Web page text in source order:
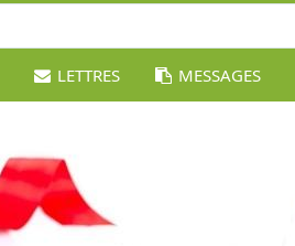
LETTRES MESSAGES